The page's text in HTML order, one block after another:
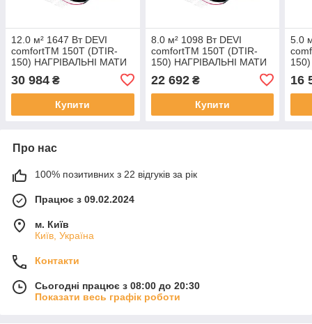
12.0 м² 1647 Вт DEVI
comfortTM 150T (DTIR-
150) НАГРІВАЛЬНІ МАТИ
ЕКРАНІРОВАНІ ТЕПЛА
ПІДЛОГА
30 984 ₴
Купити
8.0 м² 1098 Вт DEVI
comfortTM 150T (DTIR-
150) НАГРІВАЛЬНІ МАТИ
ЕКРАНІРОВАНІ ТЕПЛА
ПІДЛОГА
22 692₴
Купити
5.0
16
Про нас
100% позитивних з 22 відгуків за рік
Працює з 09.02.2024
м. Київ
Київ, Україна
Контакти
Сьогодні працює з 08:00 до 20:30
Показати весь графік роботи